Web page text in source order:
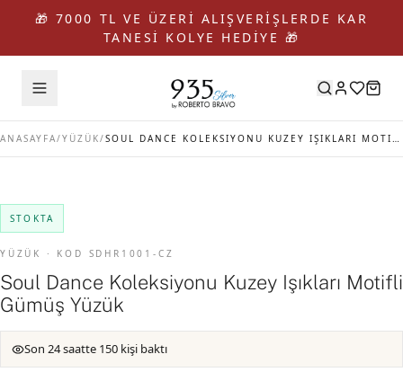
🎁 7000 TL VE ÜZERİ ALIŞVERİŞLERDE KAR
TANESİ KOLYE HEDİYE 🎁
ANASAYFA/YÜZÜK/ SOUL DANCE KOLEKSIYONU KUZEY IŞIKLARI MOTIFLI GÜMÜŞ YÜZÜK
STOKTA
YÜZÜK · KOD SDHR1001-CZ
Soul Dance Koleksiyonu Kuzey Işıkları Motifli
Gümüş Yüzük
Son 24 saatte 150 kişi baktı